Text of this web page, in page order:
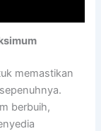
memastikan
berbuih,